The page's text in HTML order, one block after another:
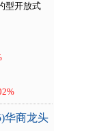
型开放式
华商龙头